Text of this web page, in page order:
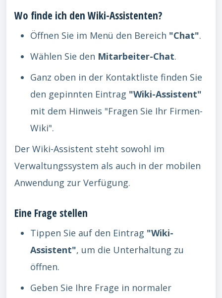
Wo finde ich den Wiki-Assistenten?
Öffnen Sie im Menü den Bereich "Chat".
Wählen Sie den Mitarbeiter-Chat.
Ganz oben in der Kontaktliste finden Sie
den gepinnten Eintrag "Wiki-Assistent"
mit dem Hinweis "Fragen Sie Ihr Firmen-
Wiki".
Der Wiki-Assistent steht sowohl im
Verwaltungssystem als auch in der mobilen
Anwendung zur Verfügung.
Eine Frage stellen
Tippen Sie auf den Eintrag "Wiki-
Assistent", um die Unterhaltung zu
öffnen.
Geben Sie Ihre Frage in normaler